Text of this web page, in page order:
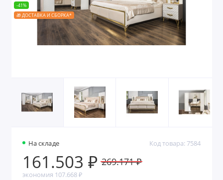
-41%
🎁 ДОСТАВКА И СБОРКА*
На складе Код товара: 7584
161.503 ₽ 269.171 ₽
экономия 107.668 ₽